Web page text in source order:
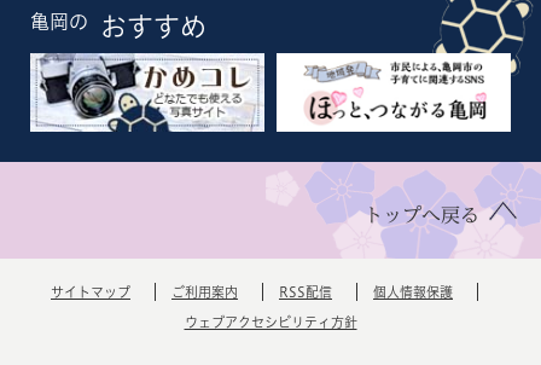
亀岡の おすすめ
トップへ戻る
サイトマップ ご利用案内 RSS配信 個人情報保護
ウェブアクセシビリティ方針